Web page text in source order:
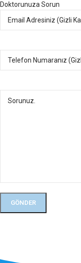
Doktorunuza Sorun